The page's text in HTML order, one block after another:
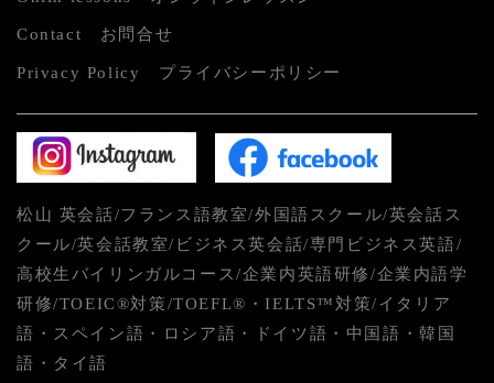
Contact お問合せ
Privacy Policy プライバシーポリシー
松山 英会話/フランス語教室/外国語スクール/英会話ス
クール/英会話教室/ビジネス英会話/専門ビジネス英語/
高校生バイリンガルコース/企業内英語研修/企業内語学
研修/TOEIC®対策/TOEFL®・IELTS™対策/イタリア
語・スペイン語・ロシア語・ドイツ語・中国語・韓国
語・タイ語